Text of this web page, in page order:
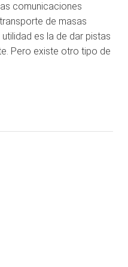
comunicaciones
de masas
es la de dar pistas
Pero existe otro tipo de